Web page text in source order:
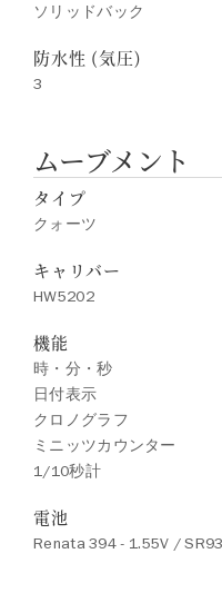
ソリッドバック
防水性 (気圧)
3
ムーブメント
タイプ
クォーツ
キャリバー
HW5202
機能
時・分・秒
日付表示
クロノグラフ
ミニッツカウンター
1/10秒計
電池
Renata 394 - 1.55V /